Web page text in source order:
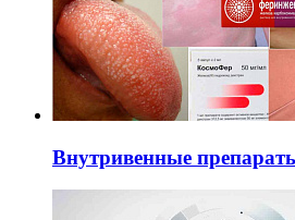
Внутривенные